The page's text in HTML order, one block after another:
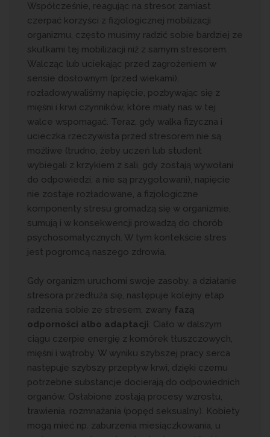
Współcześnie, reagując na stresor, zamiast
czerpać korzyści z fizjologicznej mobilizacji
organizmu, często musimy radzić sobie bardziej ze
skutkami tej mobilizacji niż z samym stresorem.
Walcząc lub uciekając przed zagrożeniem w
sensie dosłownym (przed wiekami),
rozładowywaliśmy napięcie, pozbywając się z
mięśni i krwi czynników, które miały nas w tej
walce wspomagać. Teraz, gdy walka fizyczna i
ucieczka rzeczywista przed stresorem nie są
możliwe (trudno, żeby uczeń lub student
wybiegali z krzykiem z sali, gdy zostają wywołani
do odpowiedzi, a nie są przygotowani), napięcie
nie zostaje rozładowane, a fizjologiczne
komponenty stresu gromadzą się w organizmie,
sumują i w konsekwencji prowadzą do chorób
psychosomatycznych. W tym kontekście stres
jest pogromcą naszego zdrowia.
Gdy organizm uruchomi swoje zasoby, a działanie
stresora przedłuża się, następuje kolejny etap
radzenia sobie ze stresem, zwany fazą
odporności albo adaptacji. Ciało w dalszym
ciągu czerpie energię z komórek tłuszczowych,
mięśni i wątroby. W wyniku szybszej pracy serca
następuje szybszy przepływ krwi, dzięki czemu
potrzebne substancje docierają do odpowiednich
organów. Osłabione zostają procesy wzrostu,
trawienia, rozmnażania (popęd seksualny). Kobiety
mogą mieć np. zaburzenia miesiączkowania, u